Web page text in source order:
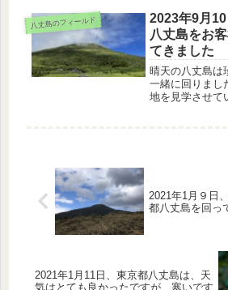
します。
八丈島のフィールド
2023年9月
八丈島をお
てきました
晴天の八丈島は
一緒に回りまし
地を見学させて
2021年1月９日
都八丈島を回っ
2021年1月11日、東京都八丈島は、天
気はとても良かったですが、寒いです